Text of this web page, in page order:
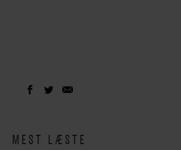
MEST LÆSTE